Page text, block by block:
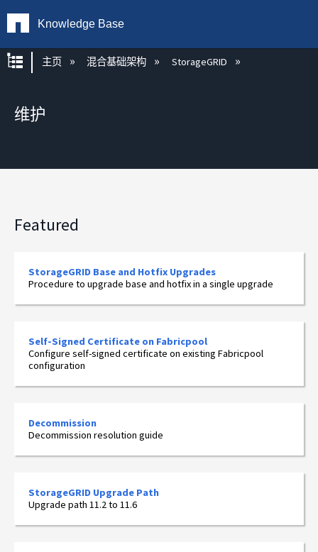
Knowledge Base
扩展/隐缩全局层次
主页 混合基础架构 StorageGRID
维护
Featured
StorageGRID Base and Hotfix Upgrades
Procedure to upgrade base and hotfix in a single upgrade
Self-Signed Certificate on Fabricpool
Configure self-signed certificate on existing Fabricpool
configuration
Decommission
Decommission resolution guide
StorageGRID Upgrade Path
Upgrade path 11.2 to 11.6